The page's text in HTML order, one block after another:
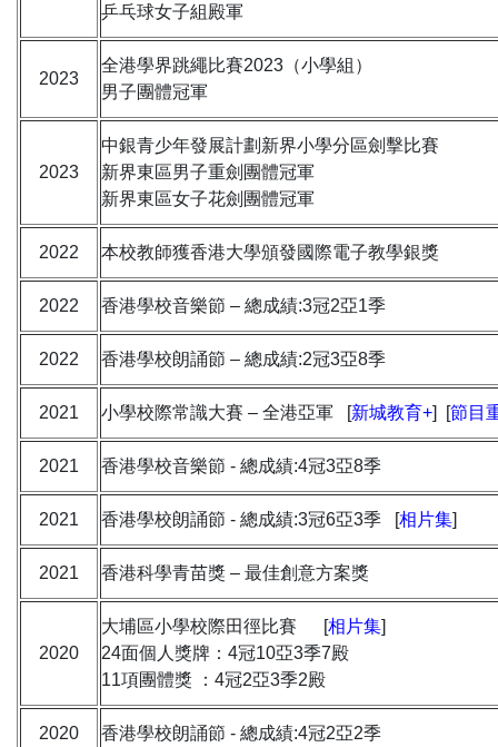
乒乓球女子組殿軍
2023
全港學界跳繩比賽2023（小學組）
男子團體冠軍
2023
中銀青少年發展計劃新界小學分區劍擊比賽
新界東區男子重劍團體冠軍
新界東區女子花劍團體冠軍
2022 本校教師獲香港大學頒發國際電子教學銀獎
2022 香港學校音樂節 – 總成績:3冠2亞1季
2022 香港學校朗誦節 – 總成績:2冠3亞8季
2021 小學校際常識大賽 – 全港亞軍 [新城教育+] [節目
2021 香港學校音樂節 - 總成績:4冠3亞8季
2021 香港學校朗誦節 - 總成績:3冠6亞3季 [相片集]
2021 香港科學青苗獎 – 最佳創意方案獎
2020
大埔區小學校際田徑比賽 [相片集]
24面個人獎牌：4冠10亞3季7殿
11項團體獎 ：4冠2亞3季2殿
2020 香港學校朗誦節 - 總成績:4冠2亞2季